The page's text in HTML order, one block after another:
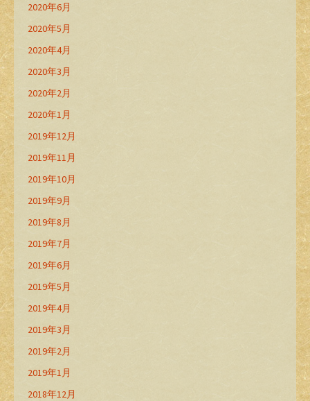
2020年6月
2020年5月
2020年4月
2020年3月
2020年2月
2020年1月
2019年12月
2019年11月
2019年10月
2019年9月
2019年8月
2019年7月
2019年6月
2019年5月
2019年4月
2019年3月
2019年2月
2019年1月
2018年12月